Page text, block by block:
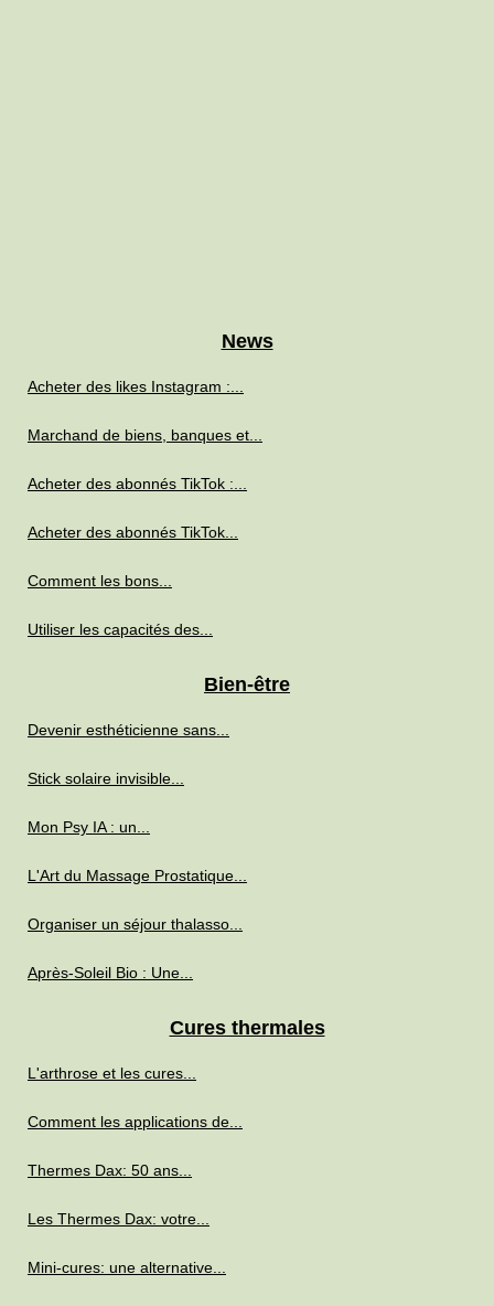
News
Acheter des likes Instagram :...
Marchand de biens, banques et...
Acheter des abonnés TikTok :...
Acheter des abonnés TikTok...
Comment les bons...
Utiliser les capacités des...
Bien-être
Devenir esthéticienne sans...
Stick solaire invisible...
Mon Psy IA : un...
L'Art du Massage Prostatique...
Organiser un séjour thalasso...
Après-Soleil Bio : Une...
Cures thermales
L'arthrose et les cures...
Comment les applications de...
Thermes Dax: 50 ans...
Les Thermes Dax: votre...
Mini-cures: une alternative...